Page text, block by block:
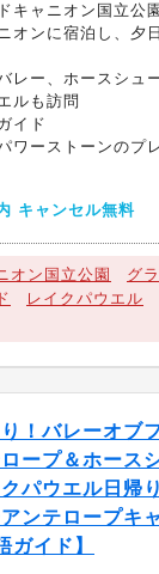
キャニオン国立公
オンに宿泊し、夕
レー、ホースシュ
ルも訪問
イド
ワーストーンのプ
キャンセル無料
オン国立公園
グ
レイクパウエル
！バレーオブ
ープ＆ホース
パウエル日帰
ンテロープキ
ガイド】